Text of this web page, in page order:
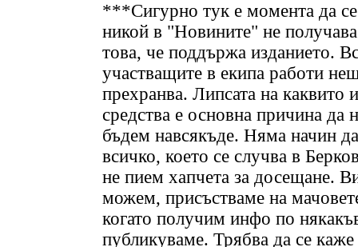
***Сигурно тук е момента да
никой в "Новините" не
това, че поддържа изданието.
участващите в екипа работи
прехранва. Липсата на каквито
средства е основна причина да
бъдем навсякъде. Няма начин
всичко, което се случва в
не пием хапчета за досещане.
можем, присъстваме на
когато получим инфо по
публикуваме. Трябва да се каже